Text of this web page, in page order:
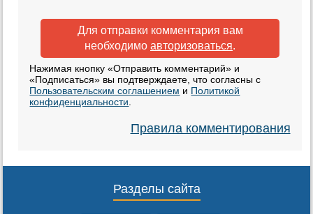
Для отправки комментария вам
необходимо авторизоваться.
Нажимая кнопку «Отправить комментарий» и
«Подписаться» вы подтверждаете, что согласны с
Пользовательским соглашением и Политикой
конфиденциальности
Правила комментирования
Разделы сайта